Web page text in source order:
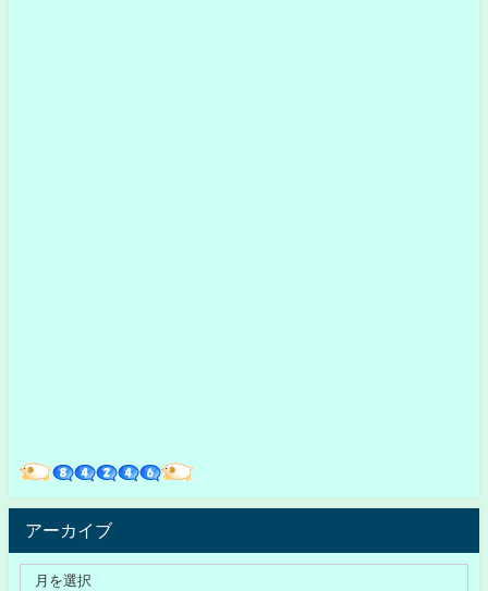
アーカイブ